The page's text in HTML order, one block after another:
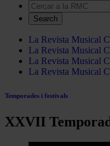
Search
La Revista Musical
La Revista Musical
La Revista Musical
La Revista Musical
Temporades i festivals
XXVII